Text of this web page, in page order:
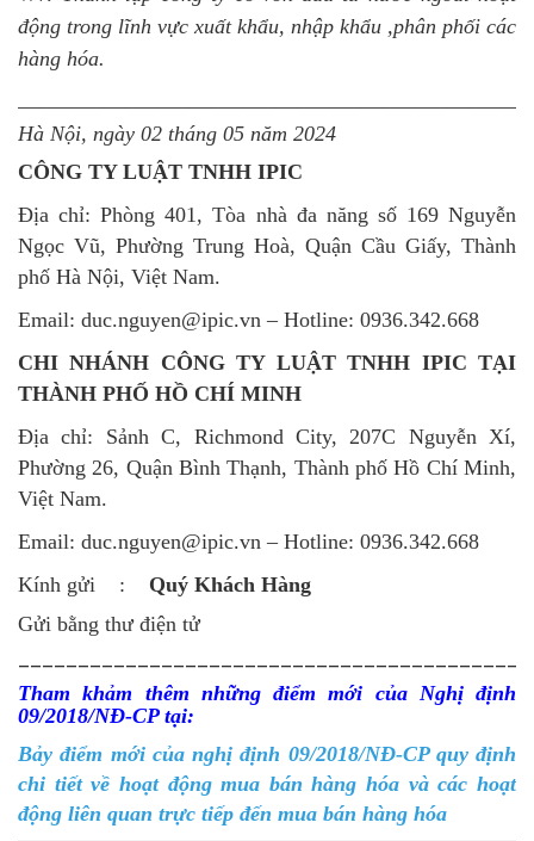
động trong lĩnh vực xuất khẩu, nhập khẩu ,phân phối các
hàng hóa.
Hà Nội, ngày 02 tháng 05 năm 2024
CÔNG TY LUẬT TNHH IPIC
Địa chỉ: Phòng 401, Tòa nhà đa năng số 169 Nguyễn
Ngọc Vũ, Phường Trung Hoà, Quận Cầu Giấy, Thành
phố Hà Nội, Việt Nam.
Email: duc.nguyen@ipic.vn – Hotline: 0936.342.668
CHI NHÁNH CÔNG TY LUẬT TNHH IPIC TẠI
THÀNH PHỐ HỒ CHÍ MINH
Địa chỉ: Sảnh C, Richmond City, 207C Nguyễn Xí,
Phường 26, Quận Bình Thạnh, Thành phố Hồ Chí Minh,
Việt Nam.
Email: duc.nguyen@ipic.vn – Hotline: 0936.342.668
Kính gửi : Quý Khách Hàng
Gửi bằng thư điện tử
Tham khảm thêm những điểm mới của Nghị định
09/2018/NĐ-CP tại:
Bảy điểm mới của nghị định 09/2018/NĐ-CP quy định
chi tiết về hoạt động mua bán hàng hóa và các hoạt
động liên quan trực tiếp đến mua bán hàng hóa